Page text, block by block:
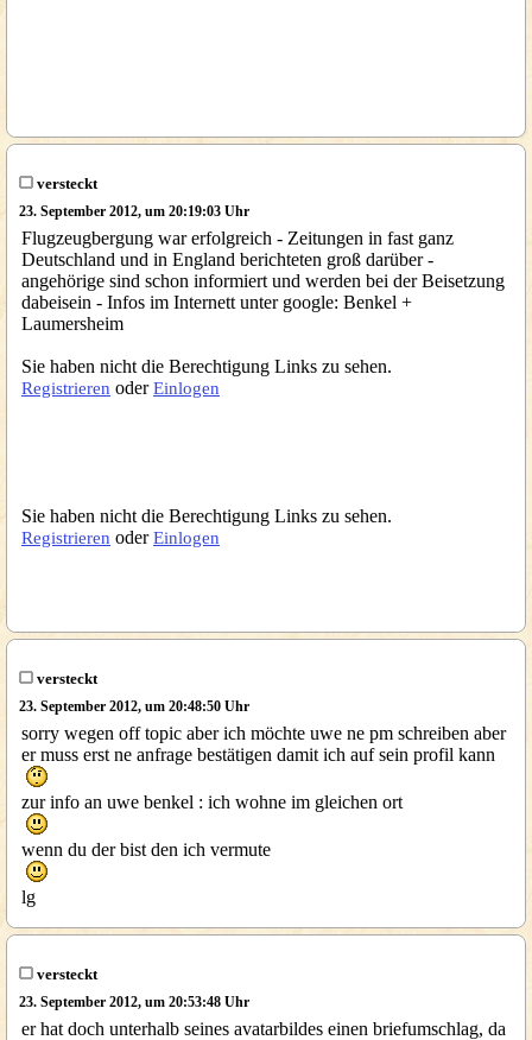
versteckt
23. September 2012, um 20:19:03 Uhr
Flugzeugbergung war erfolgreich - Zeitungen in fast ganz
Deutschland und in England berichteten groß darüber -
angehörige sind schon informiert und werden bei der Beisetzung
dabeisein - Infos im Internett unter google: Benkel +
Laumersheim
Sie haben nicht die Berechtigung Links zu sehen.
Registrieren oderEinlogen
Sie haben nicht die Berechtigung Links zu sehen.
Registrieren oderEinlogen
versteckt
23. September 2012, um 20:48:50 Uhr
sorry wegen off topic aber ich möchte uwe ne pm schreiben aber
er muss erst ne anfrage bestätigen damit ich auf sein profil kann
zur info an uwe benkel : ich wohne im gleichen ort
wenn du der bist den ich vermute
lg
versteckt
23. September 2012, um 20:53:48 Uhr
er hat doch unterhalb seines avatarbildes einen briefumschlag, da